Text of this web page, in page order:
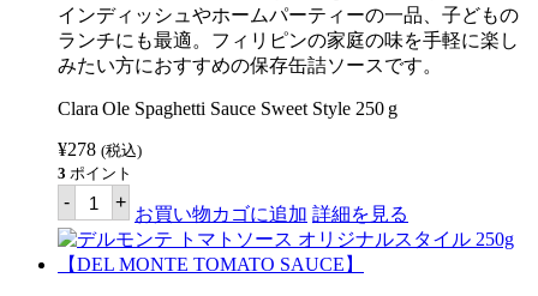
個
インディッシュやホームパーティーの一品、子どもの
ランチにも最適。フィリピンの家庭の味を手軽に楽し
みたい方におすすめの保存缶詰ソースです。
Clara Ole Spaghetti Sauce Sweet Style 250 g
¥278 (税込)
3 ポイント
- ク
ラ
ラ
オ
レ
+
お買い物カゴに追加 詳細を見る